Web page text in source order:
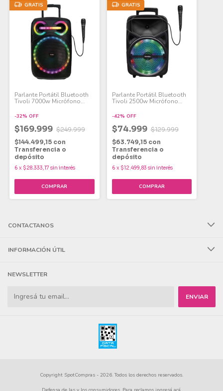
GRATIS
Parlante Portátil Bluetooth
Tivoli 7000w Micrófono
-32% OFF
$169.999 $249.999
$144.499,15 con
Transferencia o
depósito
6 x $28.333,17 sin interés
GRATIS
Parlante Portátil Bluetooth
Tivoli 2500w Micrófono
-42% OFF
$74.999 $129.999
$63.749,15 con
Transferencia o
depósito
6 x $12.499,83 sin interés
CONTACTANOS
INFORMACIÓN ÚTIL
NEWSLETTER
Copyright SpotCompras - 2026. Todos los derechos reservados.